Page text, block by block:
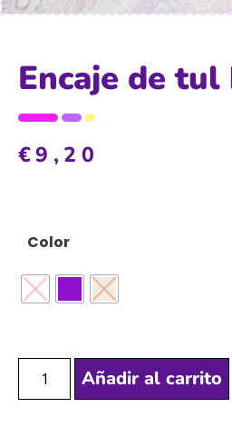
Encaje de
€9,20
Color
Añadir al carrito